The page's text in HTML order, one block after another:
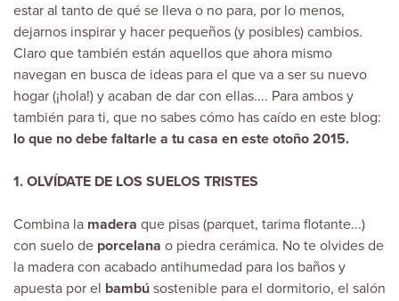
estar al tanto de qué se lleva o no para, por lo menos,
dejarnos inspirar y hacer pequeños (y posibles) cambios.
Claro que también están aquellos que ahora mismo
navegan en busca de ideas para el que va a ser su nuevo
hogar (¡hola!) y acaban de dar con ellas.... Para ambos y
también para ti, que no sabes cómo has caído en este blog:
lo que no debe faltarle a tu casa en este otoño 2015.
1. OLVÍDATE DE LOS SUELOS TRISTES
Combina la madera que pisas (parquet, tarima flotante...)
con suelo de porcelana o piedra cerámica. No te olvides de
la madera con acabado antihumedad para los baños y
apuesta por el bambú sostenible para el dormitorio, el salón